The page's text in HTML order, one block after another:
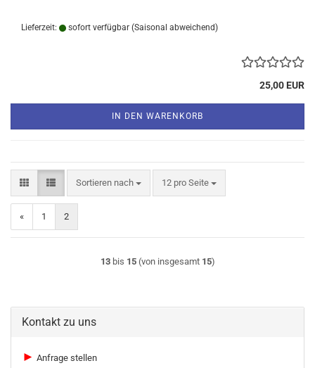
Lieferzeit: sofort verfügbar (Saisonal abweichend)
25,00 EUR
IN DEN WARENKORB
Sortieren nach
Sortieren nach 12 pro Seite
pro Seite
« 1 2
13bis 15(von insgesamt 15)
Kontakt zu uns
► Anfrage stellen